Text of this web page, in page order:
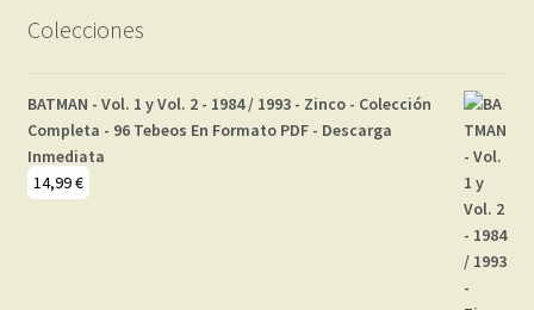
Colecciones
BATMAN - Vol. 1 y Vol. 2 - 1984 / 1993 - Zinco - Colección
Completa - 96 Tebeos En Formato PDF - Descarga
Inmediata
14,99€